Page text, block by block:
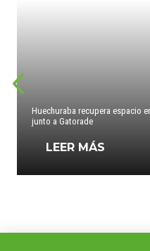
Huechuraba recupera espacio
junto a Gatorade
LEER MÁS